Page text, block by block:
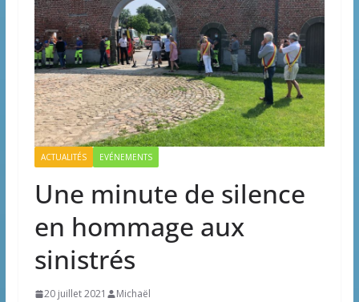
ACTUALITÉS EVÉNEMENTS
Une minute de silence
en hommage aux
sinistrés
20 juillet 2021 Michaël